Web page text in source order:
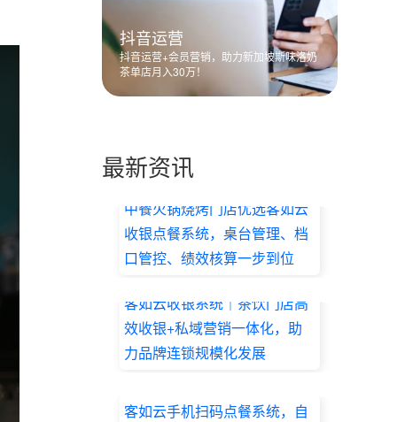
抖音运营
抖音运营+会员营销，助力新加坡斯味洛奶
茶单店月入30万！
最新资讯
中餐火锅烧烤门店优选客如云
收银点餐系统，桌台管理、档
口管控、绩效核算一步到位
客如云收银系统｜茶饮门店高
效收银+私域营销一体化，助
力品牌连锁规模化发展
客如云手机扫码点餐系统，自